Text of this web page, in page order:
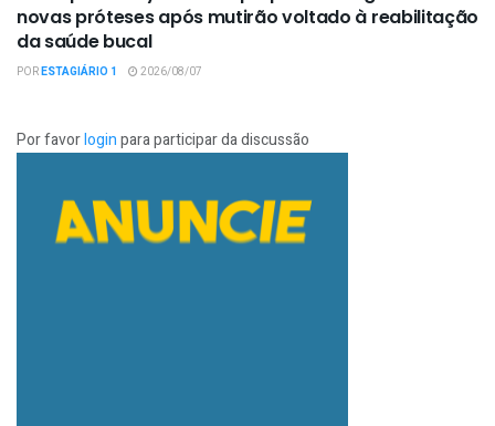
novas próteses após mutirão voltado à reabilitação
da saúde bucal
PORESTAGIÁRIO 1 2026/08/07
Por favorloginpara participar da discussão